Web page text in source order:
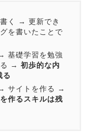
く → 更新でき
を書いたことで
基礎学習を勉強
→ 初歩的な内
る
サイトを作る →
作るスキルは残